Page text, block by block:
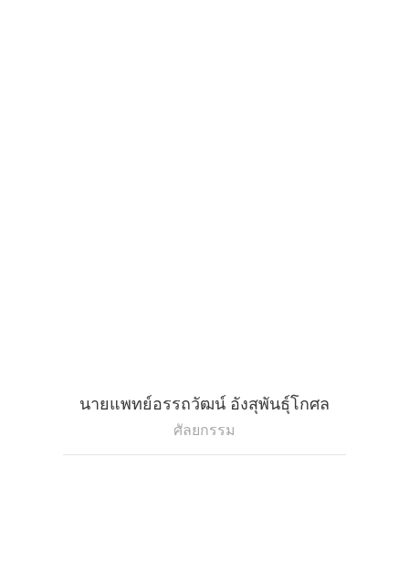
นายแพทย์อรรถวัฒน์ อังสุพันธุ์โกศล
ศัลยกรรม